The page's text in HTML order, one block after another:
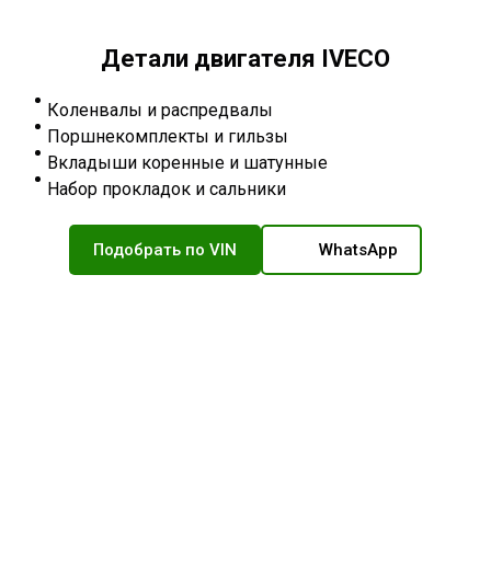
Детали двигателя IVECO
Коленвалы и распредвалы
Поршнекомплекты и гильзы
Вкладыши коренные и шатунные
Набор прокладок и сальники
Подобрать по VIN WhatsApp